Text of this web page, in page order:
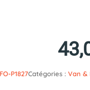
P1827Catégories : Van &